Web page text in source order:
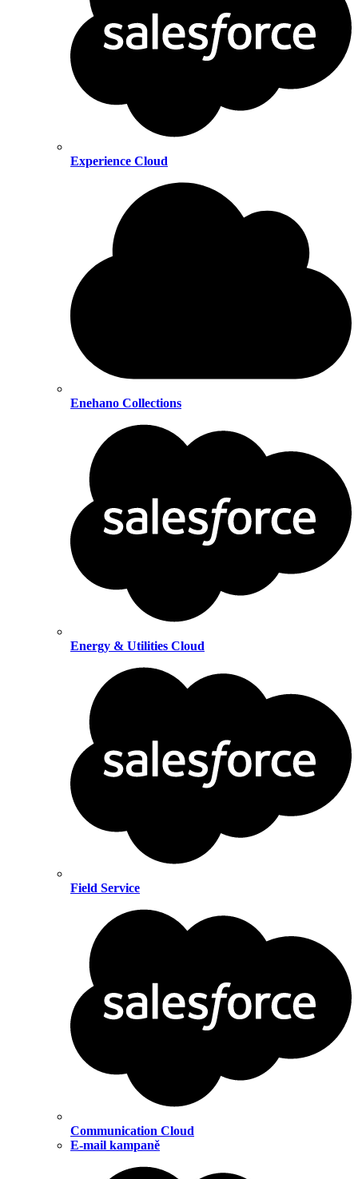
Experience Cloud
Enehano Collections
Energy & Utilities Cloud
Field Service
Communication Cloud
E-mail kampaně